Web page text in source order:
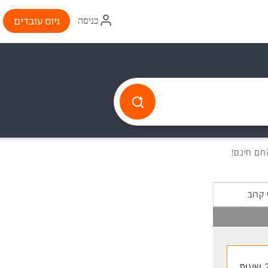
איקון
התחברות
כניסה גיוס עובדים
קרוב